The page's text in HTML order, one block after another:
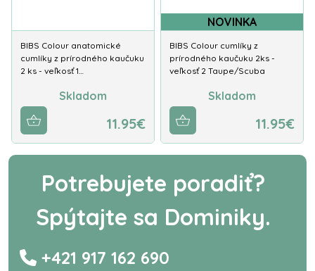
BIBS Colour anatomické
cumlíky z prírodného kaučuku
2 ks - veľkosť 1…
Skladom
11.95€
NOVINKA
BIBS Colour cumlíky z
prírodného kaučuku 2ks -
veľkosť 2 Taupe/Scuba
Skladom
11.95€
Potrebujete poradiť?
Spýtajte sa Dominiky.
+421 917 162 690